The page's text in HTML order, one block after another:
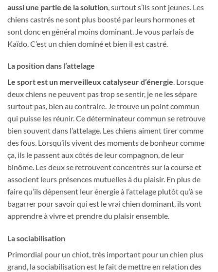
aussi une partie de la solution , surtout s’ils sont jeunes. Les
chiens castrés ne sont plus boosté par leurs hormones et
sont donc en général moins dominant. Je vous parlais de
Kaïdo. C’est un chien dominé et bien il est castré.
La position dans l’attelage
Le sport est un merveilleux catalyseur d’énergie. Lorsque
deux chiens ne peuvent pas trop se sentir, je ne les sépare
surtout pas, bien au contraire. Je trouve un point commun
qui puisse les réunir. Ce déterminateur commun se retrouve
bien souvent dans l’attelage. Les chiens aiment tirer comme
des fous. Lorsqu’ils vivent des moments de bonheur comme
ça, ils le passent aux côtés de leur compagnon, de leur
binôme. Les deux se retrouvent concentrés sur la course et
associent leurs présences mutuelles à du plaisir. En plus de
faire qu’ils dépensent leur énergie à l’attelage plutôt qu’à se
bagarrer pour savoir qui est le vrai chien dominant, ils vont
apprendre à vivre et prendre du plaisir ensemble.
La sociabilisation
Primordial pour un chiot, très important pour un chien plus
grand, la sociabilisation est le fait de mettre en relation des